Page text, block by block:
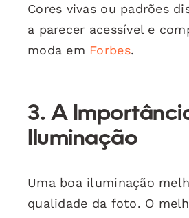
Cores vivas ou padrões
a parecer acessível e
moda em Forbes.
3. A
Iluminação
Uma boa iluminação
qualidade da foto. O